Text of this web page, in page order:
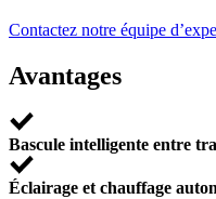
Contactez notre équipe
Avantages
Bascule intelligente entre
Éclairage et chauffage